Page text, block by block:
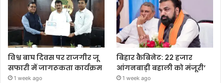
विश्व बाघ दिवस पर राजगीर जू
सफारी में जागरूकता कार्यक्रम
1 week ago
बिहार कैबिनेट: 22 हजार
आंगनबाड़ी बहाली को मंजूरी’
1 week ago